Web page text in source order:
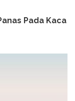
Pada Kaca